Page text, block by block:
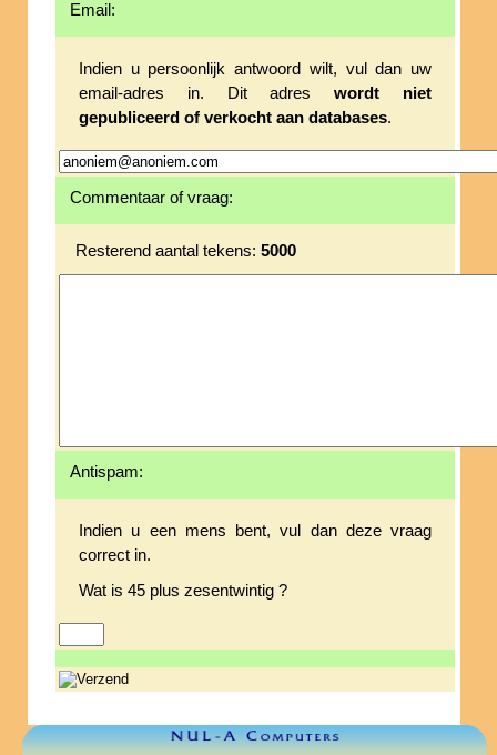
Email:
Indien u persoonlijk antwoord wilt, vul dan uw
email-adres in. Dit adreswordt niet
gepubliceerd of verkocht aan databases.
Commentaar of vraag:
Resterend aantal tekens: 5000
Antispam:
Indien u een mens bent, vul dan deze vraag
correct in.
Wat is 45 plus zesentwintig ?